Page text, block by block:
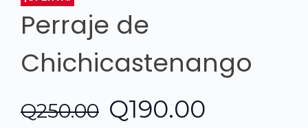
Perraje de
Chichicastenango
Q250.00 El
Q190.00